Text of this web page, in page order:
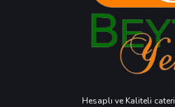
Hesaplı ve Kaliteli